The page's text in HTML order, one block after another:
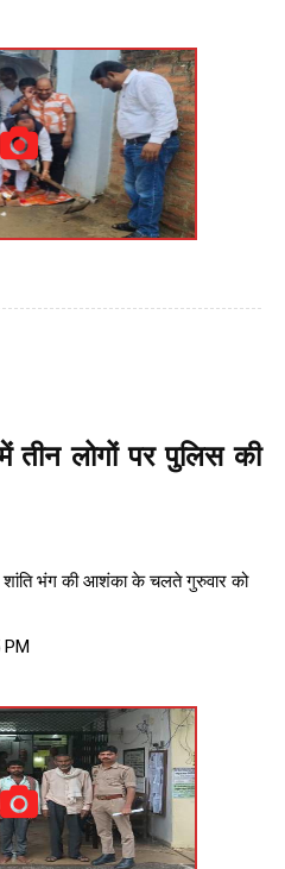
लोगों पर पुलिस की
भंग की आशंका के चलते गुरुवार को